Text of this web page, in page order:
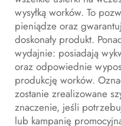
wysyłką worków. To
pieniądze oraz
doskonały produkt.
wydajnie: posiadają
oraz odpowiednie
produkcję worków.
zostanie zrealizowane
znaczenie, jeśli
lub kampanię